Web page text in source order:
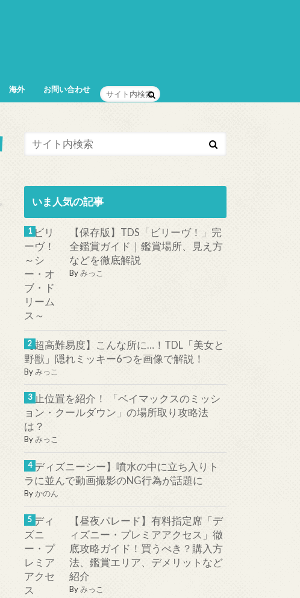
海外 お問い合わせ
いま人気の記事
【保存版】TDS「ビリーヴ！」完
全鑑賞ガイド｜鑑賞場所、見え方
などを徹底解説
Byみっこ
【超高難易度】こんな所に…！TDL「美女と
野獣」隠れミッキー6つを画像で解説！
Byみっこ
停止位置を紹介！ 「ベイマックスのミッシ
ョン・クールダウン」の場所取り攻略法
は？
Byみっこ
【ディズニーシー】噴水の中に立ち入りト
ラに並んで動画撮影のNG行為が話題に
Byかのん
【昼夜パレード】有料指定席「デ
ィズニー・プレミアアクセス」徹
底攻略ガイド！買うべき？購入方
法、鑑賞エリア、デメリットなど
紹介
Byみっこ